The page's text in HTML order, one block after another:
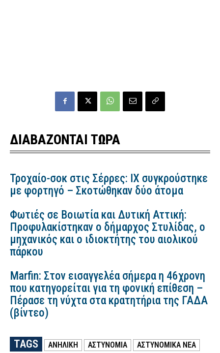
ΔΙΑΒΑΖΟΝΤΑΙ ΤΩΡΑ
Τροχαίο-σοκ στις Σέρρες: ΙΧ συγκρούστηκε
με φορτηγό – Σκοτώθηκαν δύο άτομα
Φωτιές σε Βοιωτία και Δυτική Αττική:
Προφυλακίστηκαν ο δήμαρχος Στυλίδας, ο
μηχανικός και ο ιδιοκτήτης του αιολικού
πάρκου
Marfin: Στον εισαγγελέα σήμερα η 46χρονη
που κατηγορείται για τη φονική επίθεση –
Πέρασε τη νύχτα στα κρατητήρια της ΓΑΔΑ
(βίντεο)
TAGS ΑΝΗΛΙΚΗ ΑΣΤΥΝΟΜΙΑ
ΑΣΤΥΝΟΜΙΚΑ ΝΕΑ